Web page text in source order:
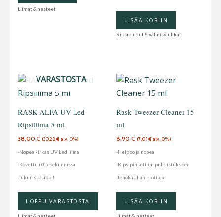
Liimat & nesteet
LISÄÄ KORIIN
Ripsikuidut & valmisviuhkat
VARASTOSTA
RASK ALFA UV Led
Ripsiliima 5 ml
38,00€ (30,28€ alv. 0%)
-Nopea kirkas UV Led liima
-Kovettuu 0,5 sekunnissa
-Tukun suosikki!
LOPPU VARASTOSTA
Liimat & nesteet
Rask Tweezer Cleaner 15
ml
8,90€ (7,09€ alv. 0%)
-Helppo ja nopea
-Ripsipinsettien puhdistukseen
-Tehokas lian irrottaja
LISÄÄ KORIIN
Liimat & nesteet